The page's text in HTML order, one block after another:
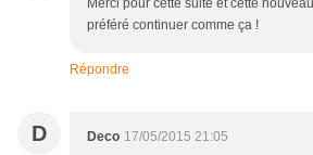
Merci pour cette suite et cette
préféré continuer comme ça !
Répondre
D Deco 17/05/2015 21:05